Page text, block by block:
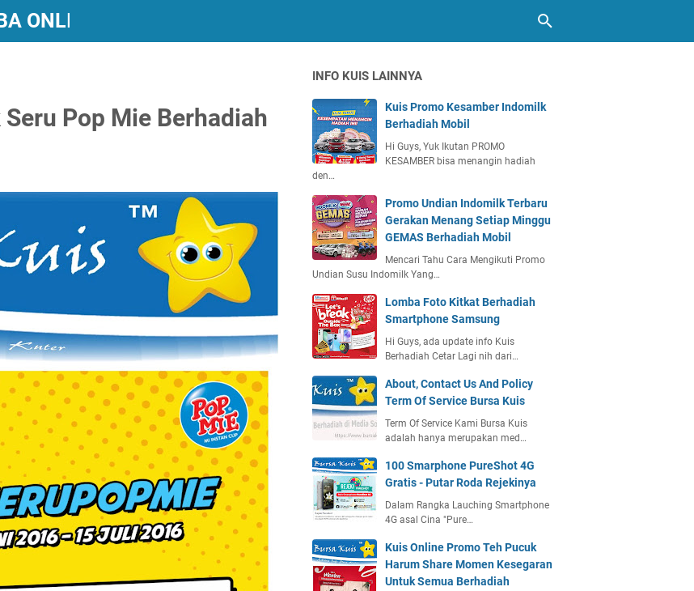
ONLINE BERHADIAH
Pop Mie Berhadiah
INFO KUIS LAINNYA
Kuis Promo Kesamber Indomilk
Berhadiah Mobil
Hi Guys, Yuk Ikutan PROMO
KESAMBER bisa menangin hadiah
den…
Promo Undian Indomilk Terbaru
Gerakan Menang Setiap Minggu
GEMAS Berhadiah Mobil
Mencari Tahu Cara Mengikuti Promo
Undian Susu Indomilk Yang…
Lomba Foto Kitkat Berhadiah
Smartphone Samsung
Hi Guys, ada update info Kuis
Berhadiah Cetar Lagi nih dari…
About, Contact Us And Policy
Term Of Service Bursa Kuis
Term Of Service Kami Bursa Kuis
adalah hanya merupakan med…
100 Smarphone PureShot 4G
Gratis - Putar Roda Rejekinya
Dalam Rangka Lauching Smartphone
4G asal Cina "Pure…
Kuis Online Promo Teh Pucuk
Harum Share Momen Kesegaran
Untuk Semua Berhadiah